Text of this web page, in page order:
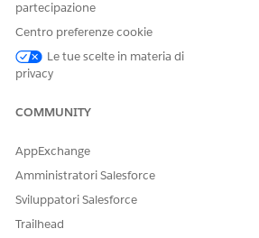
tenere traccia dell'intero processo
Facci sapere, così possiamo
partecipazione
Centro preferenze cookie
Le tue scelte in materia di
privacy
COMMUNITY
AppExchange
Amministratori Salesforce
Sviluppatori Salesforce
Trailhead